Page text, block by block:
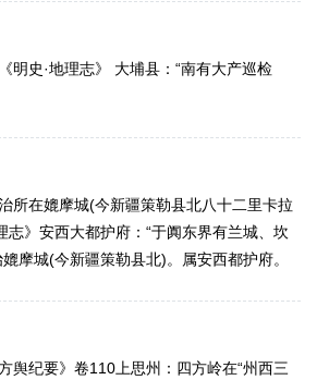
明史·地理志》 大埔县：“南有大产巡检
所在媲摩城(今新疆策勒县北八十二里卡拉
志》安西大都护府：“于阗东界有兰城、坎
摩城(今新疆策勒县北)。属安西都护府。
舆纪要》卷110上思州：四方岭在“州西三